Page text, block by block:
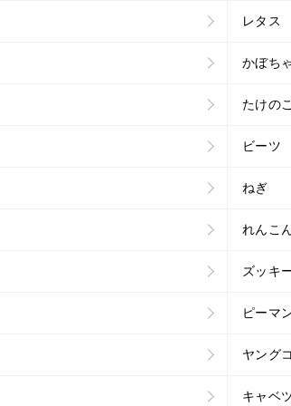
レタス
かぼち
たけのこ
ビーツ
ねぎ
れんこ
ズッキ
ピーマ
ヤング
キャベ